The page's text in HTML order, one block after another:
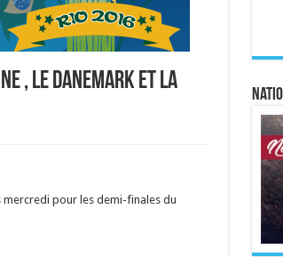
, le Danemark et la
mercredi pour les demi-finales du